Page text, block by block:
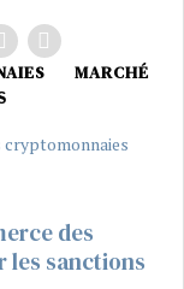
MARCHÉ
des
sanctions